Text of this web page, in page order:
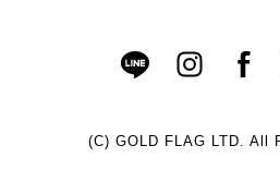
(C) GOLD FLAG LTD. All